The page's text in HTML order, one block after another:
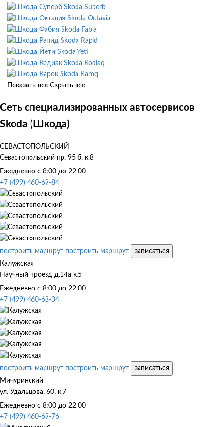
Skoda Superb
Skoda Octavia
Skoda Fabia
Skoda Rapid
Skoda Yeti
Skoda Kodiaq
Skoda Karoq
Показать все Скрыть все
Сеть специализированных автосервисов
Skoda (Шкода)
СЕВАСТОПОЛЬСКИЙ
Севастопольский пр. 95 б, к.8
Ежедневно с 8:00 до 22:00
+7 (499) 460-69-84
построить маршрут построить маршрут
записаться
Калужская
Научный проезд д.14а к.5
Ежедневно с 8:00 до 22:00
+7 (499) 460-63-34
построить маршрут построить маршрут
записаться
Мичуринский
ул. Удальцова, 60, к.7
Ежедневно с 8:00 до 22:00
+7 (499) 460-69-76